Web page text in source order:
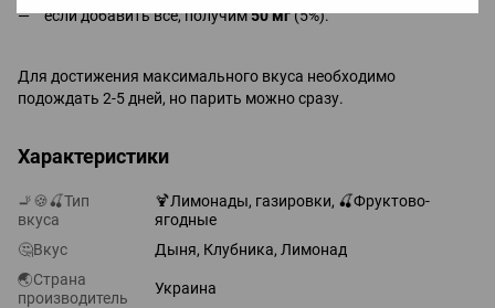
если добавить все, получим50 мг(5%).
Для достижения максимального вкуса необходимо
подождать 2-5 дней, но парить можно сразу.
Характеристики
🚬🍪🍒Тип
вкуса
🍹Лимонады, газировки, 🍒Фруктово-
ягодные
🤔Вкус
Дыня, Клубника, Лимонад
🌏Страна
производитель
Украина